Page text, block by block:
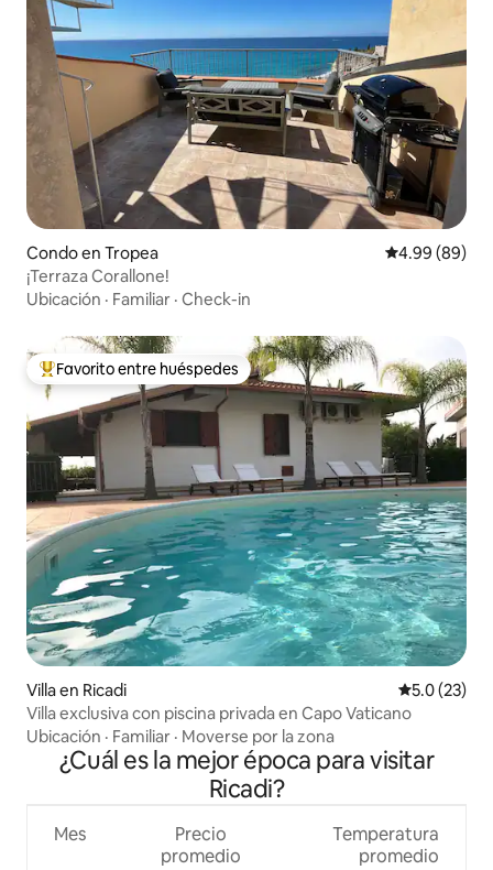
Condo en Tropea Calificación
4.99 (89)
¡Terraza Corallone!
Ubicación · Familiar · Check-in
Favorito entre huéspedes preferido
Favorito entre huéspedes
Villa en Ricadi Calificación
5.0 (23)
Villa exclusiva con piscina privada en Capo Vaticano
Ubicación · Familiar · Moverse por la zona
¿Cuál es la mejor época para visitar
Ricadi?
Mes
Precio
promedio
Temperatura
promedio